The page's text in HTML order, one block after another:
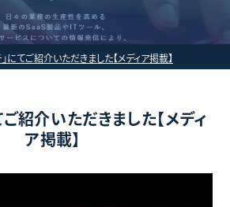
」にてご紹介いただきました【メディア掲載】
ご紹介いただきました【メディ
ア掲載】